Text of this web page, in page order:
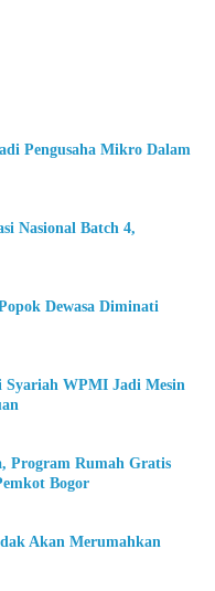
Pengusaha Mikro Dalam
Nasional Batch 4,
Dewasa Diminati
Syariah WPMI Jadi Mesin
Program Rumah Gratis
Bogor
Akan Merumahkan